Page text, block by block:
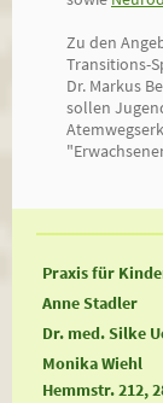
Zu den
Transitions-
Dr. Markus
sollen
Praxis für
Anne Stadler
Dr. med. Silke
Monika Wiehl
Hemmstr. 212,